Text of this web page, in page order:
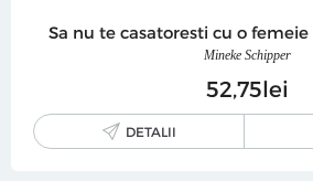
Sa nu te casatoresti cu o
Mineke Schipper
5275lei
DETALII